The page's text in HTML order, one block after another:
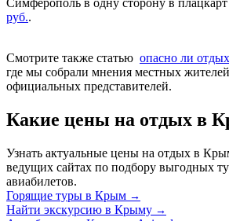
Симферополь в одну сторону в
руб..
Смотрите также статью опасно ли
где мы собрали мнения местных
официальных представителей.
Какие цены на отдых в
Узнать актуальные цены на отдых в
ведущих сайтах по подбору выгодных
авиабилетов.
Горящие туры в Крым →
Найти экскурсию в Крыму →